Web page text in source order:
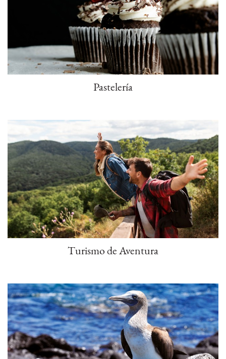
Pastelería
Turismo de Aventura